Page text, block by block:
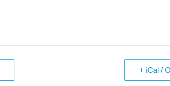
+ iCal /